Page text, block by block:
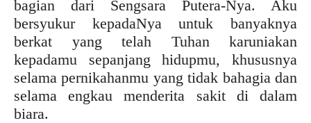
bagian dari Sengsara Putera-Nya. Aku
bersyukur kepadaNya untuk banyaknya
berkat yang telah Tuhan karuniakan
kepadamu sepanjang hidupmu, khususnya
selama pernikahanmu yang tidak bahagia dan
selama engkau menderita sakit di dalam
biara.